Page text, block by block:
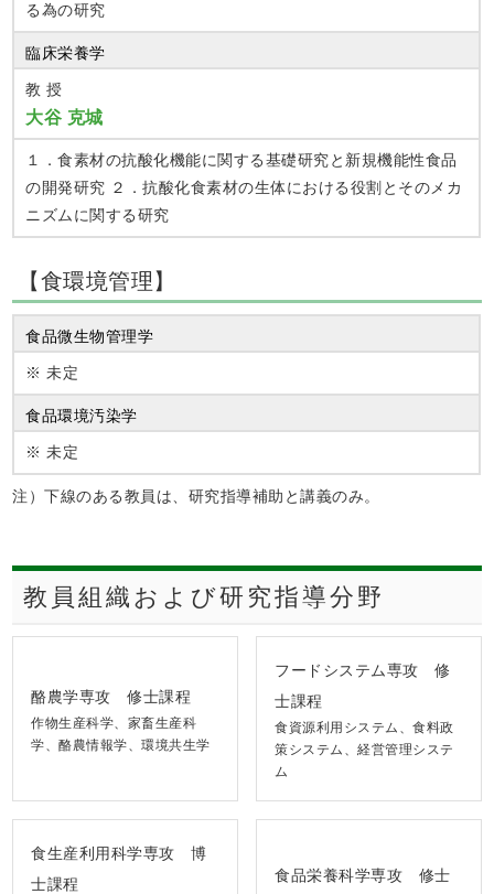
る為の研究
臨床栄養学
教 授
大谷 克城
１．食素材の抗酸化機能に関する基礎研究と新規機能性食品
の開発研究 ２．抗酸化食素材の生体における役割とそのメカ
ニズムに関する研究
【食環境管理】
食品微生物管理学
※ 未定
食品環境汚染学
※ 未定
注）下線のある教員は、研究指導補助と講義のみ。
教員組織および研究指導分野
酪農学専攻 修士課程
作物生産科学、家畜生産科
学、酪農情報学、環境共生学
フードシステム専攻 修
士課程
食資源利用システム、食料政
策システム、経営管理システ
ム
食生産利用科学専攻 博
士課程
食品栄養科学専攻 修士